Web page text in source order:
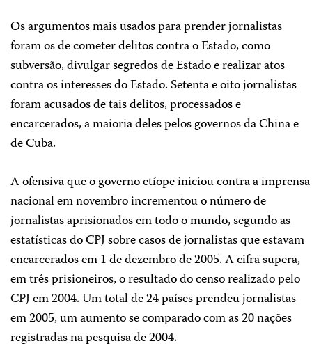
Os argumentos mais usados para prender jornalistas
foram os de cometer delitos contra o Estado, como
subversão, divulgar segredos de Estado e realizar atos
contra os interesses do Estado. Setenta e oito jornalistas
foram acusados de tais delitos, processados e
encarcerados, a maioria deles pelos governos da China e
de Cuba.
A ofensiva que o governo etíope iniciou contra a imprensa
nacional em novembro incrementou o número de
jornalistas aprisionados em todo o mundo, segundo as
estatísticas do CPJ sobre casos de jornalistas que estavam
encarcerados em 1 de dezembro de 2005. A cifra supera,
em três prisioneiros, o resultado do censo realizado pelo
CPJ em 2004. Um total de 24 países prendeu jornalistas
em 2005, um aumento se comparado com as 20 nações
registradas na pesquisa de 2004.